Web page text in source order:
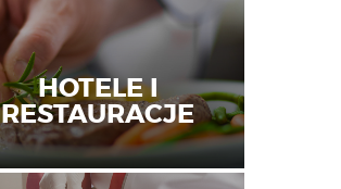
HOTELE I
RESTAURACJE